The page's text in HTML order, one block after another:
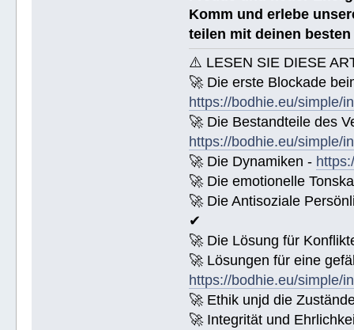
Komm und erlebe
teilen mit deinen
⚠️ LESEN SIE DIESE
🚀 Die erste Blockade
https://bodhie.eu/simple/
🚀 Die Bestandteile des
https://bodhie.eu/simple/
🚀 Die Dynamiken -
🚀 Die emotionelle
🚀 Die Antisoziale
✔
🚀 Die Lösung für
🚀 Lösungen für eine
https://bodhie.eu/simple/
🚀 Ethik unjd die
🚀 Integrität und